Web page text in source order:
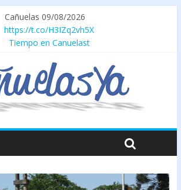
Cañuelas 09/08/2026
https://t.co/H3IZq2vh5X
Tiempo en Canuelast